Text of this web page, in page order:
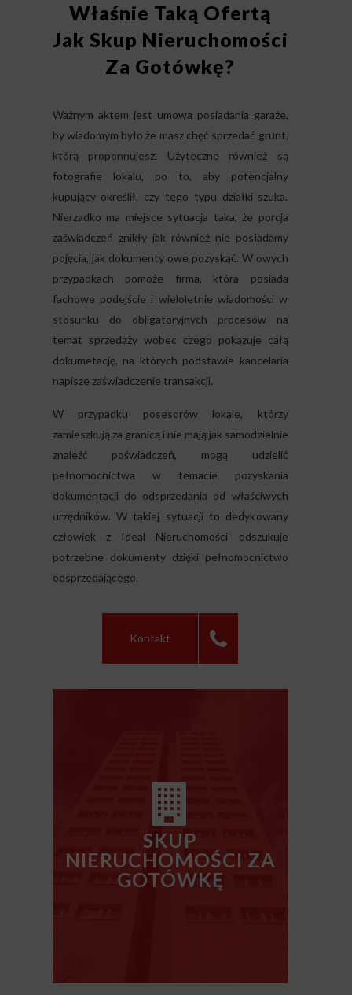
Właśnie Taką Ofertą
Jak Skup Nieruchomości
Za Gotówkę?
Ważnym aktem jest umowa posiadania garaże,
by wiadomym było że masz chęć sprzedać grunt,
którą proponnujesz. Użyteczne również są
fotografie lokalu, po to, aby potencjalny
kupujący określił, czy tego typu działki szuka.
Nierzadko ma miejsce sytuacja taka, że porcja
zaświadczeń znikły jak również nie posiadamy
pojęcia, jak dokumenty owe pozyskać. W owych
przypadkach pomoże firma, która posiada
fachowe podejście i wieloletnie wiadomości w
stosunku do obligatoryjnych procesów na
temat sprzedaży wobec czego pokazuje całą
dokumetację, na których podstawie kancelaria
napisze zaświadczenie transakcji.
W przypadku posesorów lokale, którzy
zamieszkują za granicą i nie mają jak samodzielnie
znaleźć poświadczeń, mogą udzielić
pełnomocnictwa w temacie pozyskania
dokumentacji do odsprzedania od właściwych
urzędników. W takiej sytuacji to dedykowany
człowiek z Ideal Nieruchomości odszukuje
potrzebne dokumenty dzięki pełnomocnictwo
odsprzedającego.
Kontakt
SKUP
NIERUCHOMOŚCI ZA
GOTÓWKĘ